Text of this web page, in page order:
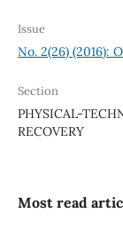
Issue
No. 2(26) (2016):
Section
PHYSICAL-
RECOVERY
Most read